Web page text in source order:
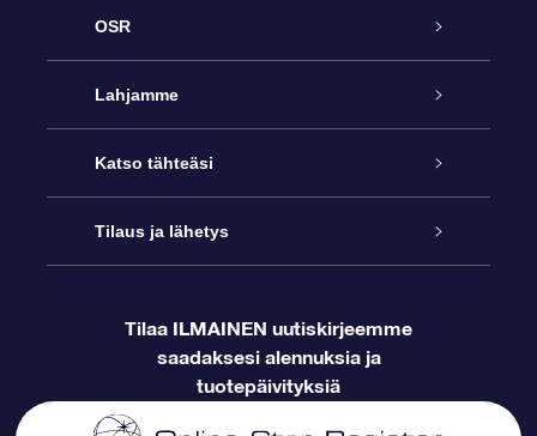
OSR
Palvelu
Ota meihin yhteyttä
Blogi
Lahjamme
Online Star -lahja
OSR-lahjapakkaus
OSR-lahjakortti
Katso tähteäsi
Star Register
Henkilökohtainen Tähtisivu
Tilaus ja lähetys
Maksutiedot
Tilaa ILMAINEN uutiskirjeemme
saadaksesi alennuksia ja
tuotepäivityksiä